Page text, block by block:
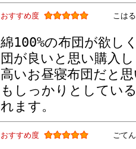
おすすめ度 こは
綿100%の布団が欲し
団が良いと思い購入
高いお昼寝布団だと
もしっかりとしてい
れます。
おすすめ度 ごて